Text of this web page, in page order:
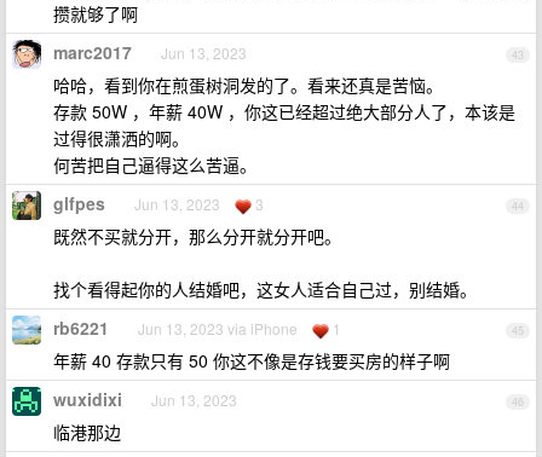
攒就够了啊
43
marc2017 Jun 13, 2023
哈哈，看到你在煎蛋树洞发的了。看来还真是苦恼。
存款 50W ，年薪 40W ，你这已经超过绝大部分人了，本该是
过得很潇洒的啊。
何苦把自己逼得这么苦逼。
44
glfpes Jun 13, 2023 3
既然不买就分开，那么分开就分开吧。
找个看得起你的人结婚吧，这女人适合自己过，别结婚。
45
rb6221 Jun 13, 2023 via iPhone 1
年薪 40 存款只有 50 你这不像是存钱要买房的样子啊
46
wuxidixi Jun 13, 2023
临港那边